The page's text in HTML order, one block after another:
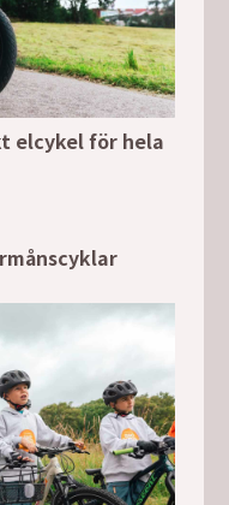
elcykel för hela